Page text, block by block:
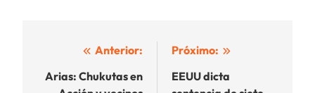
Navegación
de
Anterior:
Arias: Chukutas en
Próximo:
EEUU dicta